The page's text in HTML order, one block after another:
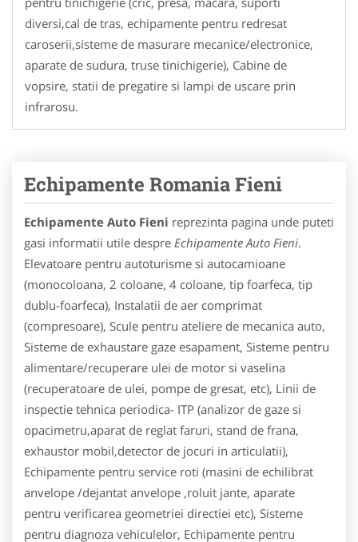
diversi,cal de tras, echipamente pentru redresat
caroserii,sisteme de masurare mecanice/electronice,
aparate de sudura, truse tinichigerie), Cabine de
vopsire, statii de pregatire si lampi de uscare prin
infrarosu.
Echipamente Romania Fieni
Echipamente Auto Fieni reprezinta pagina unde puteti
gasi informatii utile despre Echipamente Auto Fieni.
Elevatoare pentru autoturisme si autocamioane
(monocoloana, 2 coloane, 4 coloane, tip foarfeca, tip
dublu-foarfeca), Instalatii de aer comprimat
(compresoare), Scule pentru ateliere de mecanica auto,
Sisteme de exhaustare gaze esapament, Sisteme pentru
alimentare/recuperare ulei de motor si vaselina
(recuperatoare de ulei, pompe de gresat, etc), Linii de
inspectie tehnica periodica- ITP (analizor de gaze si
opacimetru,aparat de reglat faruri, stand de frana,
exhaustor mobil,detector de jocuri in articulatii),
Echipamente pentru service roti (masini de echilibrat
anvelope /dejantat anvelope ,roluit jante, aparate
pentru verificarea geometriei directiei etc), Sisteme
pentru diagnoza vehiculelor, Echipamente pentru